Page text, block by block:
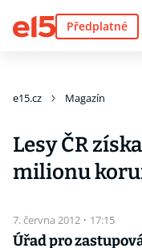
Předplatné
e15.cz Magazín
Lesy ČR
milionu
7. června 2012 · 17:15
Úřad pro